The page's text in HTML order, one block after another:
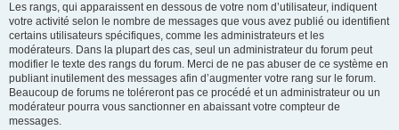
Les rangs, qui apparaissent en dessous de votre nom d’utilisateur, indiquent
votre activité selon le nombre de messages que vous avez publié ou identifient
certains utilisateurs spécifiques, comme les administrateurs et les
modérateurs. Dans la plupart des cas, seul un administrateur du forum peut
modifier le texte des rangs du forum. Merci de ne pas abuser de ce système en
publiant inutilement des messages afin d’augmenter votre rang sur le forum.
Beaucoup de forums ne toléreront pas ce procédé et un administrateur ou un
modérateur pourra vous sanctionner en abaissant votre compteur de
messages.